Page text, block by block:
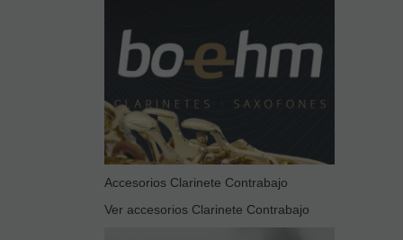
Accesorios Clarinete Contrabajo
Ver accesorios Clarinete Contrabajo